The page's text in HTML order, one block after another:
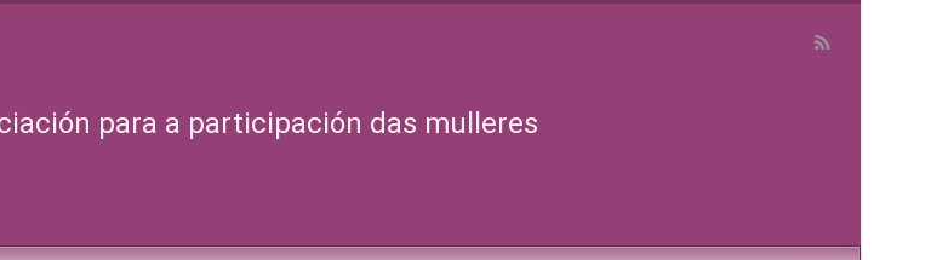
para a participación das mulleres